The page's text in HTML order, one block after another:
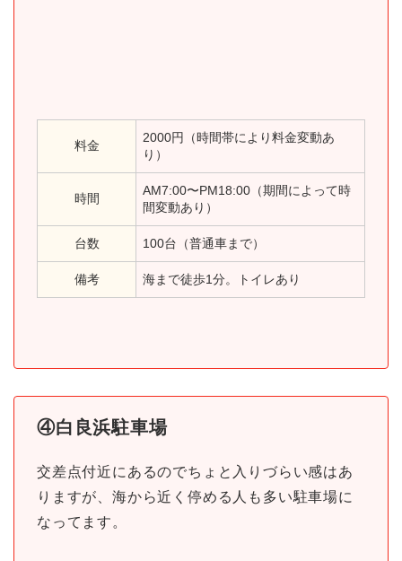
料金
2000円（時間帯により料金変動あ
り）
時間
AM7:00〜PM18:00（期間によって時
間変動あり）
台数 100台（普通車まで）
備考 海まで徒歩1分。トイレあり
④白良浜駐車場
交差点付近にあるのでちょと入りづらい感はあ
りますが、海から近く停める人も多い駐車場に
なってます。